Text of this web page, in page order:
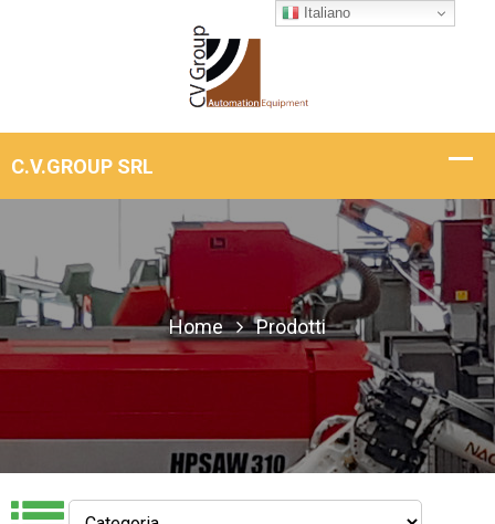
Home Prodotti
Italiano